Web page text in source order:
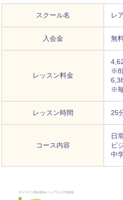
スクール名 レ
入会金 無
レッスン料金
※8
※
レッスン時間 25
コース内容
日
ビ
中